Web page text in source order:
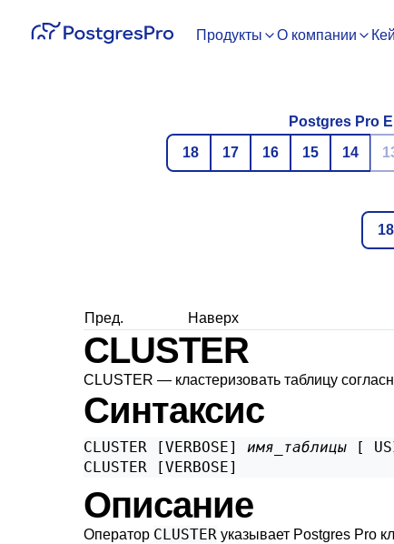
Продукты О компании
Postgres Pro
18
17 16 15 14
18
Пред.
Наверх
CLUSTER
CLUSTER — кластеризовать таблицу
Синтаксис
CLUSTER [VERBOSE] имя_таблицы [
CLUSTER [VERBOSE]
Описание
Оператор CLUSTER указывает Postgres Pro